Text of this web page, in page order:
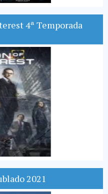
4ª Temporada
2021